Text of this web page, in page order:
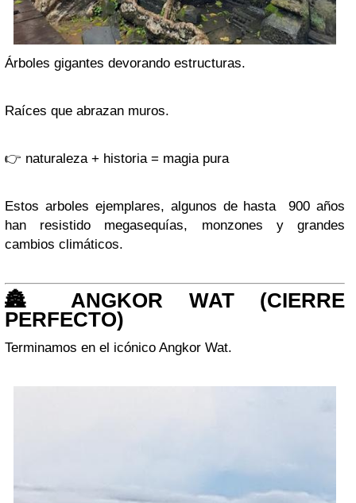
Árboles gigantes devorando estructuras.
Raíces que abrazan muros.
👉 naturaleza + historia = magia pura
Estos arboles ejemplares, algunos de hasta 900 años
han resistido megasequías, monzones y grandes
cambios climáticos.
🏯 ANGKOR WAT (CIERRE
PERFECTO)
Terminamos en el icónico Angkor Wat.